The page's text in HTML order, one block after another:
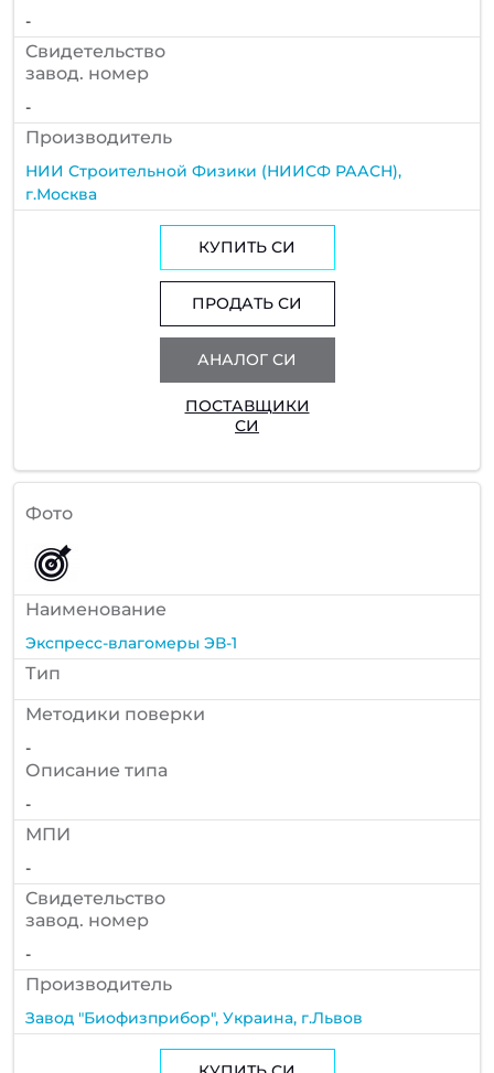
-
Cвидетельство
завод. номер
-
Производитель
НИИ Строительной Физики (НИИСФ РААСН),
г.Москва
КУПИТЬ СИ
ПРОДАТЬ СИ
АНАЛОГ СИ
ПОСТАВЩИКИ
СИ
Фото
Наименование
Экспресс-влагомеры ЭВ-1
Тип
Методики поверки
-
Описание типа
-
МПИ
-
Cвидетельство
завод. номер
-
Производитель
Завод "Биофизприбор", Украина, г.Львов